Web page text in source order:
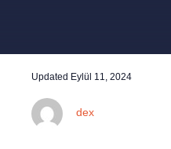
Updated Eylül 11, 2024
dex